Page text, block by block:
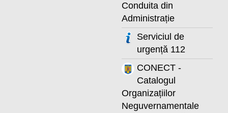
Conduita din
Administrație
Serviciul de
urgență 112
CONECT -
Catalogul
Organizațiilor
Neguvernamentale